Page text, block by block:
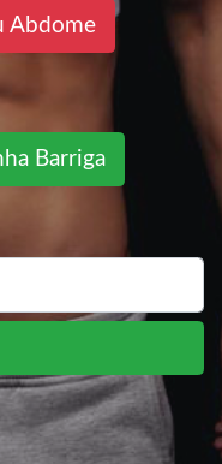
Abdome
Barriga